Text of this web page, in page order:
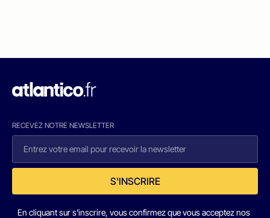
RECEVEZ NOTRE NEWSLETTER
S'INSCRIRE
En cliquant sur s'inscrire, vous confirmez que vous acceptez nos